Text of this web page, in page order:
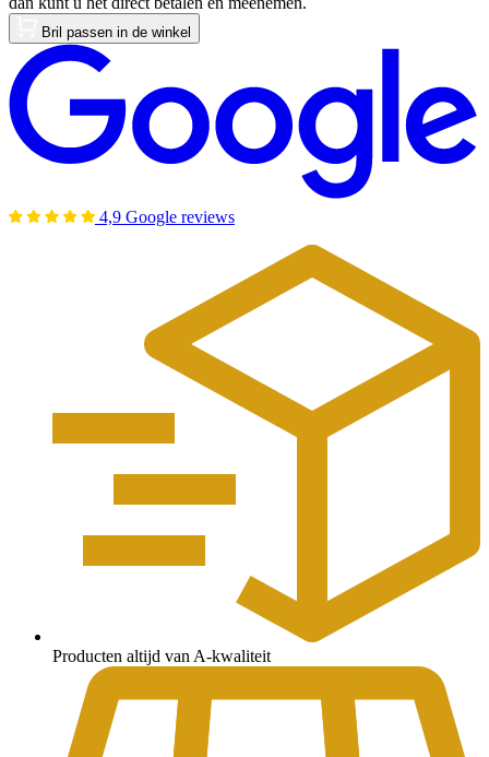
Bril passen in de winkel
4,9 Google reviews
Producten altijd van A-kwaliteit